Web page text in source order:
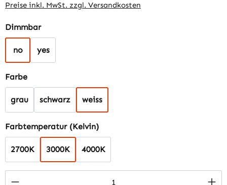
Preise inkl. MwSt. zzgl. Versandkosten
Dimmbarauswählen
no yes
Farbeauswählen
grau schwarz weiss
Farbtemperatur (Kelvin)auswählen
2700K 3000K 4000K
Produkt Anzahl: Gib den gewünschten